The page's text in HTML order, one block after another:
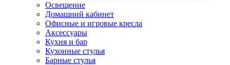
Освещение
Домашний кабинет
Офисные и игровые кресла
Аксессуары
Кухня и бар
Кухонные стулья
Барные стулья